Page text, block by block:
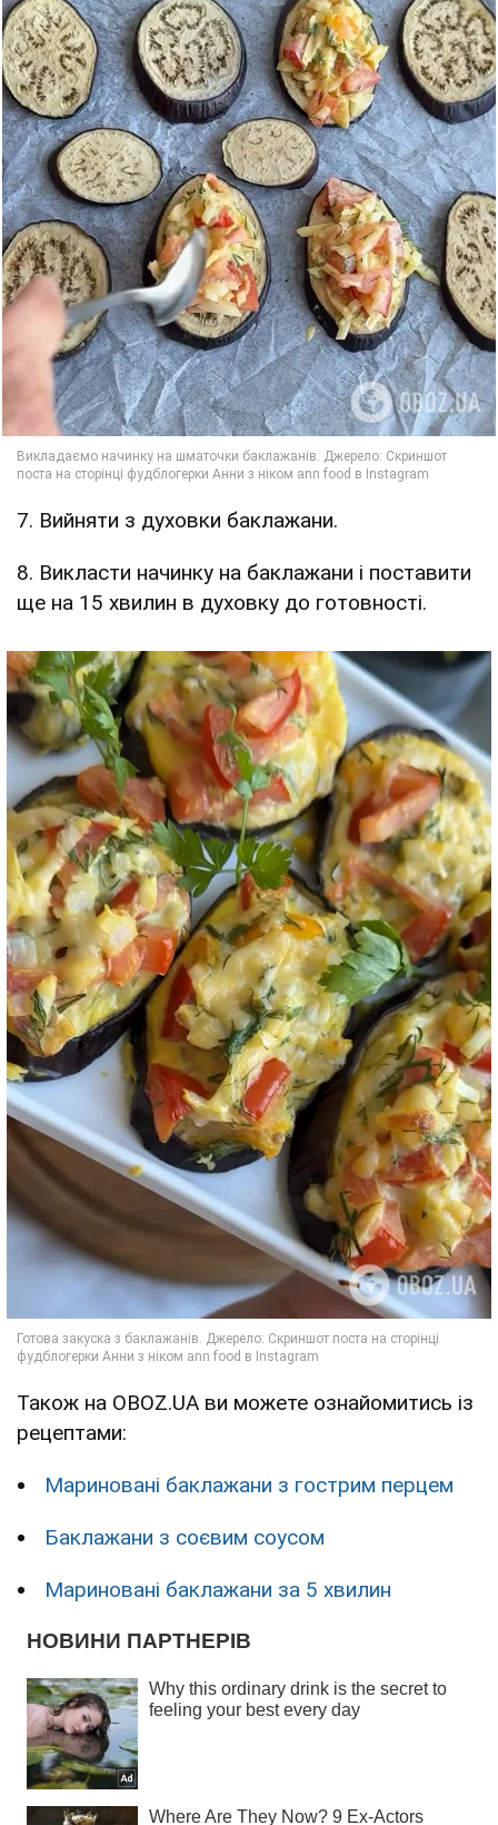
7. Вийняти з духовки баклажани.
8. Викласти начинку на баклажани і поставити
ще на 15 хвилин в духовку до готовності.
Також на OBOZ.UA ви можете ознайомитись із
рецептами:
Мариновані баклажани з гострим перцем
Баклажани з соєвим соусом
Мариновані баклажани за 5 хвилин